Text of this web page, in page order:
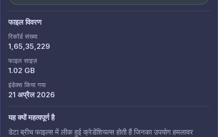
फाइल विवरण
रिकॉर्ड संख्या
1,65,35,229
फाइल साइज़
1.02 GB
इंडेक्स किया गया
21 अप्रैल 2026
यह क्यों महत्वपूर्ण है
डेटा ब्रीच फाइल्स में लीक हुई क्रेडेंशियल्स होती हैं जिनका उपयोग हमलावर